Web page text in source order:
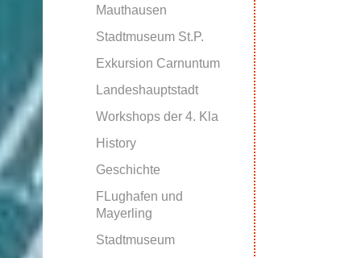
Mauthausen
Stadtmuseum St.P.
Exkursion Carnuntum
Landeshauptstadt
Workshops der 4. Kla
History
Geschichte
FLughafen und
Mayerling
Stadtmuseum